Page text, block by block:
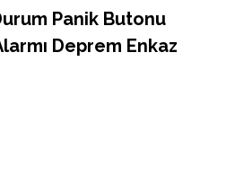
Panik Butonu
Deprem Enkaz